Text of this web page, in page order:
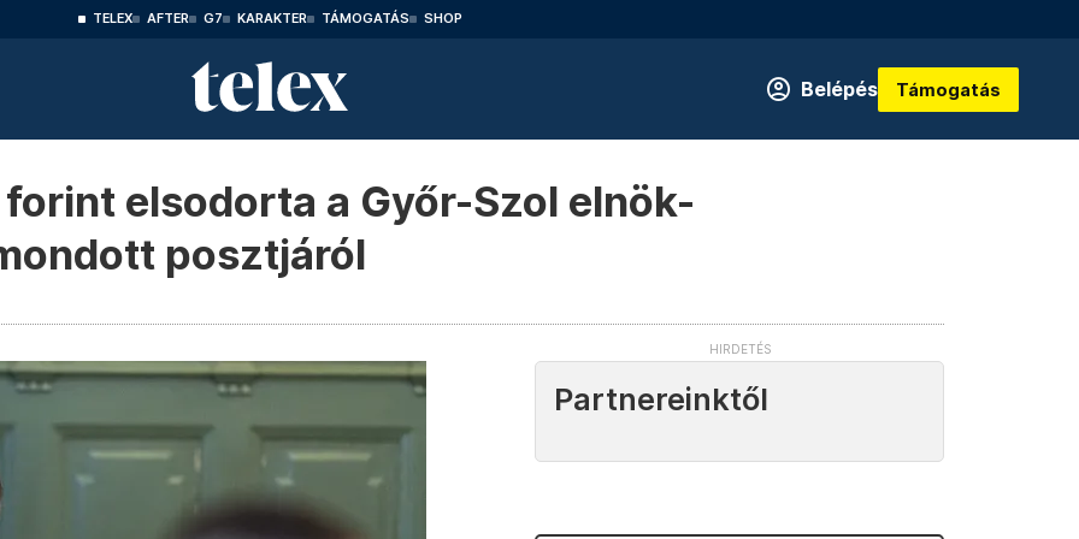
TELEX AFTER G7 KARAKTER TÁMOGATÁS SHOP
Belépés Támogatás
elsodorta a Győr-Szol elnök-
posztjáról
Partnereinktől